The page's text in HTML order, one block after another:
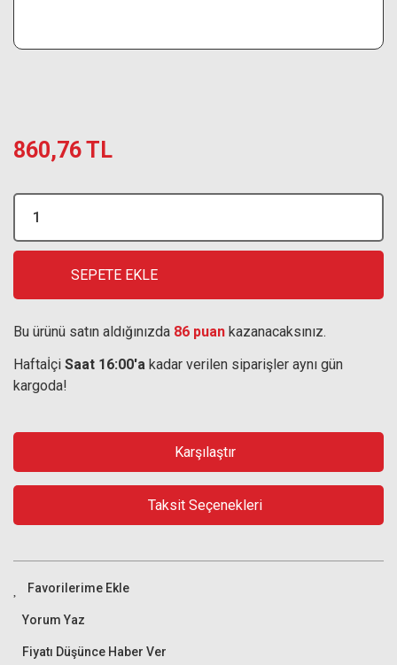
860,76 TL
SEPETE EKLE
Bu ürünü satın aldığınızda 86 puan kazanacaksınız.
Haftaİçi Saat 16:00'a kadar verilen siparişler aynı gün
kargoda!
Karşılaştır
Taksit Seçenekleri
Yorum Yaz
Fiyatı Düşünce Haber Ver